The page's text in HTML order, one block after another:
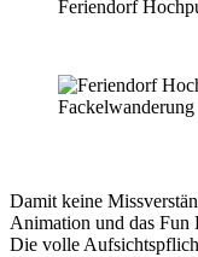
Damit keine
Animation und das Fun
Die volle